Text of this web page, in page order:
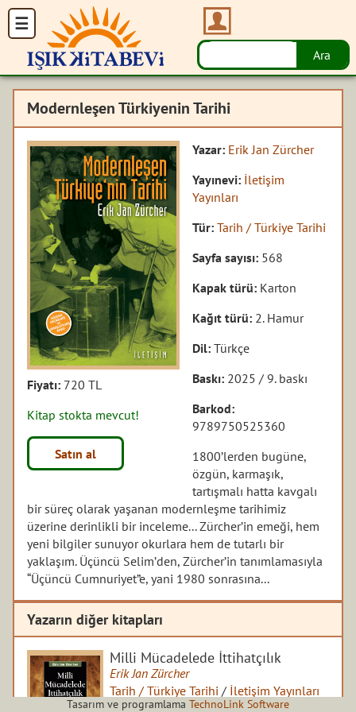
Modernleşen Türkiyenin Tarihi
Fiyatı: 720 TL
Kitap stokta mevcut!
Satın al
Yazar: Erik Jan Zürcher
Yayınevi: İletişim
Yayınları
Tür:Tarih / Türkiye Tarihi
Sayfa sayısı: 568
Kapak türü: Karton
Kağıt türü: 2. Hamur
Dil:Türkçe
Baskı: 2025 / 9. baskı
Barkod:
9789750525360
1800’lerden bugüne,
özgün, karmaşık,
tartışmalı hatta kavgalı
bir süreç olarak yaşanan modernleşme tarihimiz
üzerine derinlikli bir inceleme... Zürcher’in emeği, hem
yeni bilgiler sunuyor okurlara hem de tutarlı bir
yaklaşım. Üçüncü Selim’den, Zürcher’in tanımlamasıyla
“Üçüncü Cumnuriyet”e, yani 1980 sonrasına...
Yazarın diğer kitapları
Milli Mücadelede İttihatçılık
Erik Jan Zürcher
Tarih / Türkiye Tarihi / İletişim Yayınları
Tasarım ve programlama TechnoLink Software